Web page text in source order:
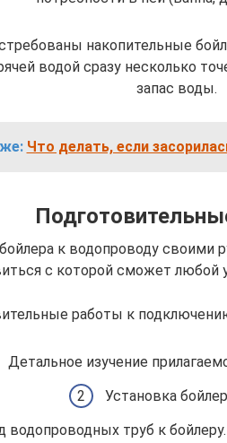
накопительные
водой сразу несколько
запас воды.
Что делать, если
к водопроводу своими
с которой сможет любой
работы к
Детальное изучение
Установка
водопроводных труб к